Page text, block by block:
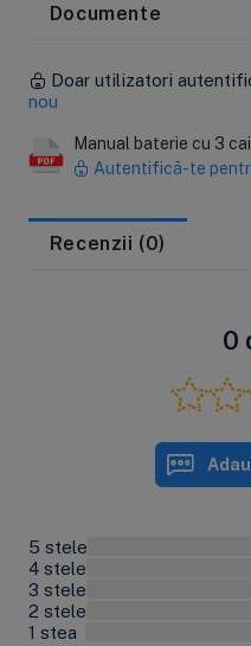
Documente
Doar utilizatori
nou
Manual baterie cu 3
Autentifică-te
Recenzii (0)
0
5 stele
4 stele
3 stele
2 stele
1 stea